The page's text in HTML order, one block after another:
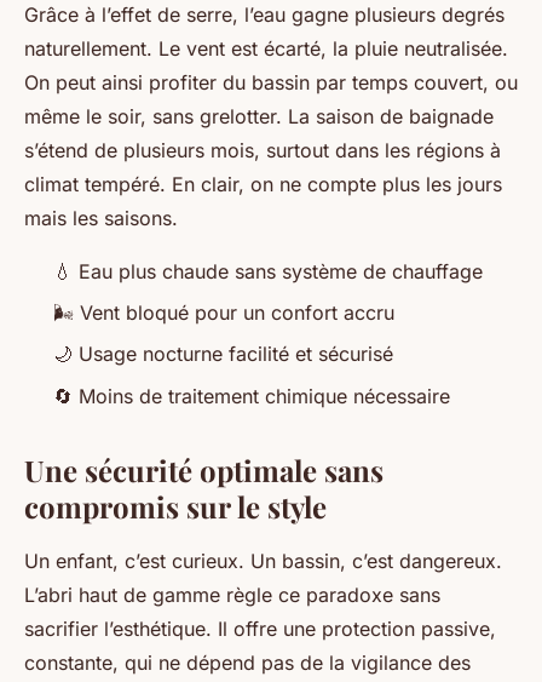
Grâce à l’effet de serre, l’eau gagne plusieurs degrés
naturellement. Le vent est écarté, la pluie neutralisée.
On peut ainsi profiter du bassin par temps couvert, ou
même le soir, sans grelotter. La saison de baignade
s’étend de plusieurs mois, surtout dans les régions à
climat tempéré. En clair, on ne compte plus les jours
mais les saisons.
💧 Eau plus chaude sans système de chauffage
🌬️ Vent bloqué pour un confort accru
🌙 Usage nocturne facilité et sécurisé
🔄 Moins de traitement chimique nécessaire
Une sécurité optimale sans
compromis sur le style
Un enfant, c’est curieux. Un bassin, c’est dangereux.
L’abri haut de gamme règle ce paradoxe sans
sacrifier l’esthétique. Il offre une protection passive,
constante, qui ne dépend pas de la vigilance des